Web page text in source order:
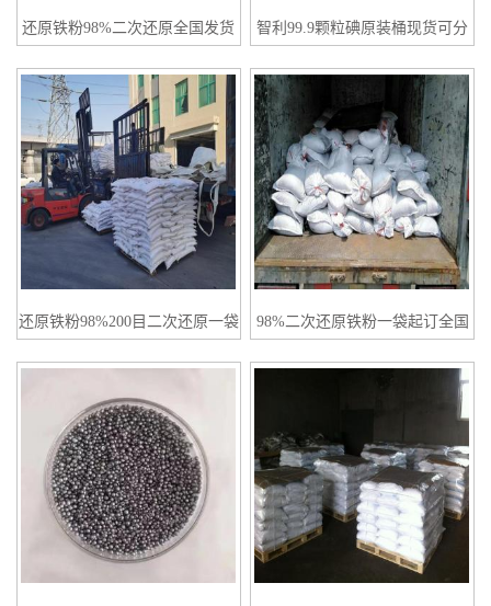
还原铁粉98%二次还原全国发货
智利99.9颗粒碘原装桶现货可分
还原铁粉98%200目二次还原一袋
98%二次还原铁粉一袋起订全国